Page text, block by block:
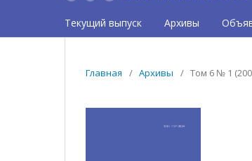
Текущий выпуск Архивы
Главная / Архивы / Том 6 № 1